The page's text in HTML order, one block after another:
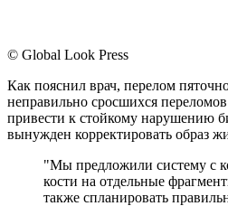
© Global Look Press
Как пояснил врач, перелом
неправильно сросшихся
привести к стойкому нарушению
вынужден корректировать образ
"Мы предложили систему с
кости на отдельные
также спланировать